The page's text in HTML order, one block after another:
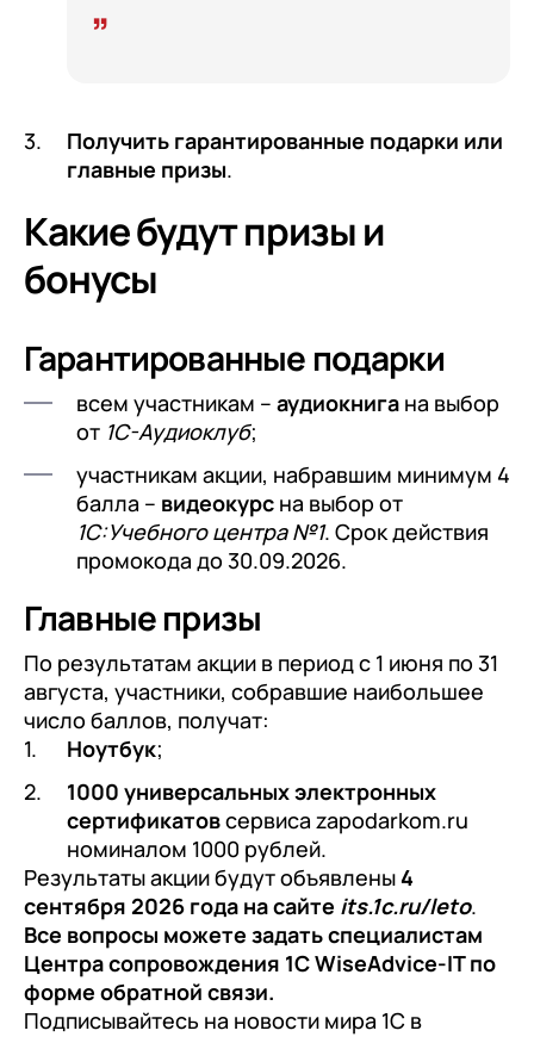
Получить гарантированные подарки или
главные призы.
Какие будут призы и
бонусы
Гарантированные подарки
всем участникам – аудиокнига на выбор
от 1С-Аудиоклуб;
участникам акции, набравшим минимум 4
балла – видеокурс на выбор от
1С:Учебного центра №1. Срок действия
промокода до 30.09.2026.
Главные призы
По результатам акции в период с 1 июня по 31
августа, участники, собравшие наибольшее
число баллов, получат:
Ноутбук;
1000 универсальных электронных
сертификатовсервиса zapodarkom.ru
номиналом 1000 рублей.
Результаты акции будут объявлены4
сентября 2026 года на сайте its.1c.ru/leto.
Все вопросы можете задать специалистам
Центра сопровождения 1С WiseAdvice-IT по
форме обратной связи.
Подписывайтесь на новости мира 1С в
+7
Номер телефона
+7
Номер телефона
+7 Номер телефона
Отправить
Перейти в корзину